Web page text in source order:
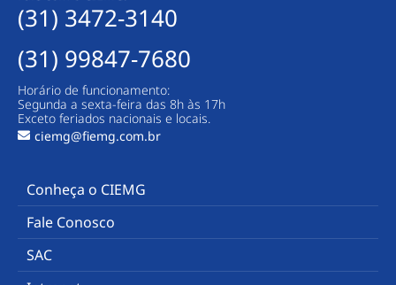
(31) 3472-3140
(31) 99847-7680
Horário de funcionamento:
Segunda a sexta-feira das 8h às 17h
Exceto feriados nacionais e locais.
ciemg@fiemg.com.br
Conheça o CIEMG
Fale Conosco
SAC